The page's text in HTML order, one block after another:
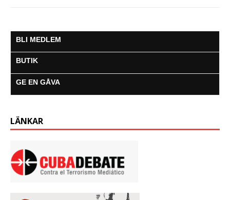
BLI MEDLEM
BUTIK
GE EN GÅVA
LÄNKAR